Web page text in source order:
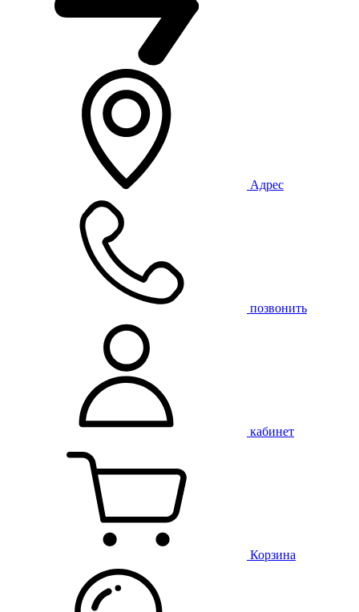
Адрес
позвонить
кабинет
Корзина